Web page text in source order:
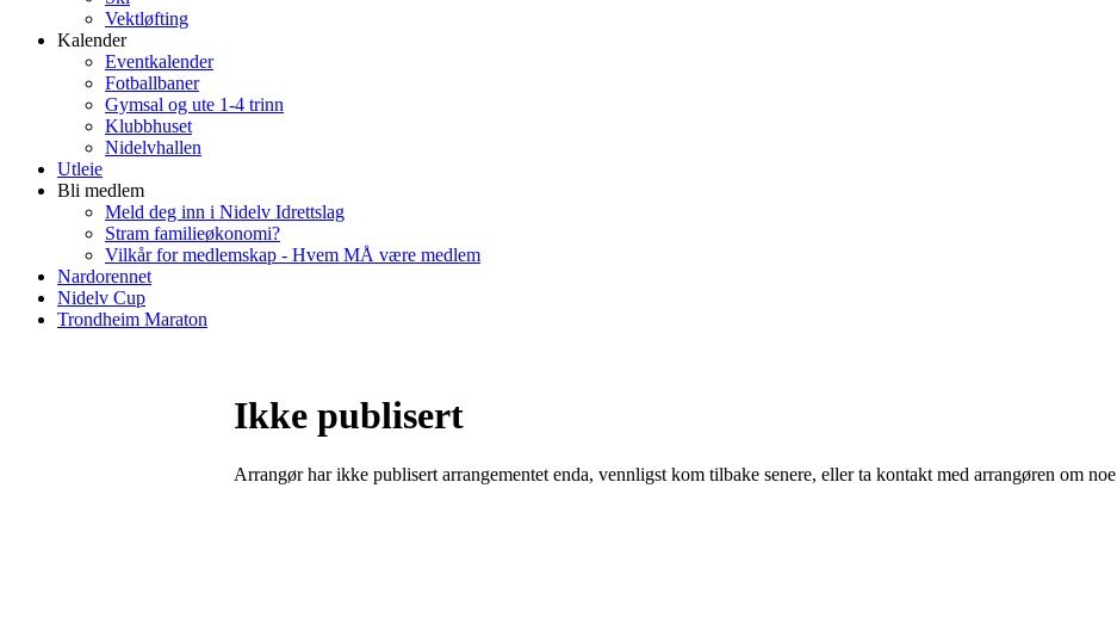
Vektløfting
Kalender
Eventkalender
Fotballbaner
Gymsal og ute 1-4 trinn
Klubbhuset
Nidelvhallen
Utleie
Bli medlem
Meld deg inn i Nidelv Idrettslag
Stram familieøkonomi?
Vilkår for medlemskap - Hvem MÅ være medlem
Nardorennet
Nidelv Cup
Trondheim Maraton
Ikke publisert
Arrangør har ikke publisert arrangementet enda, vennligst kom tilbake senere, eller ta kontakt med arrangøren om